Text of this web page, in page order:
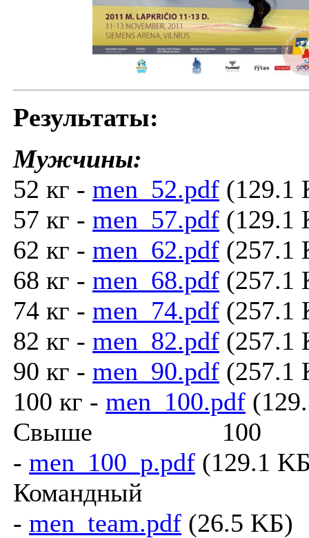
Результаты:
Мужчины:
52 кг - men_52.pdf (129.1
57 кг - men_57.pdf (129.1
62 кг - men_62.pdf (257.1
68 кг - men_68.pdf (257.1
74 кг - men_74.pdf (257.1
82 кг - men_82.pdf (257.1
90 кг - men_90.pdf (257.1
100 кг - men_100.pdf
Cвыше
- men_100_p.pdf (129.1
Командный
- men_team.pdf (26.5 KБ)